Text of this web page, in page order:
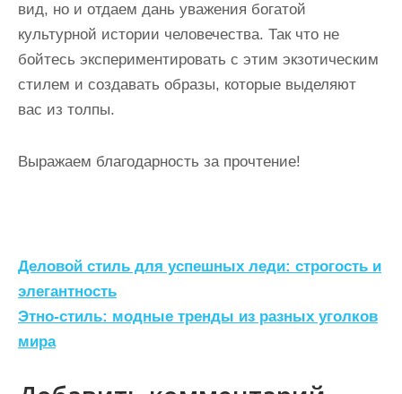
вид, но и отдаем дань уважения богатой
культурной истории человечества. Так что не
бойтесь экспериментировать с этим экзотическим
стилем и создавать образы, которые выделяют
вас из толпы.
Выражаем благодарность за прочтение!
Н
а
в
и
г
Деловой стиль для успешных леди: строгость и
элегантность
Этно-стиль: модные тренды из разных уголков
мира